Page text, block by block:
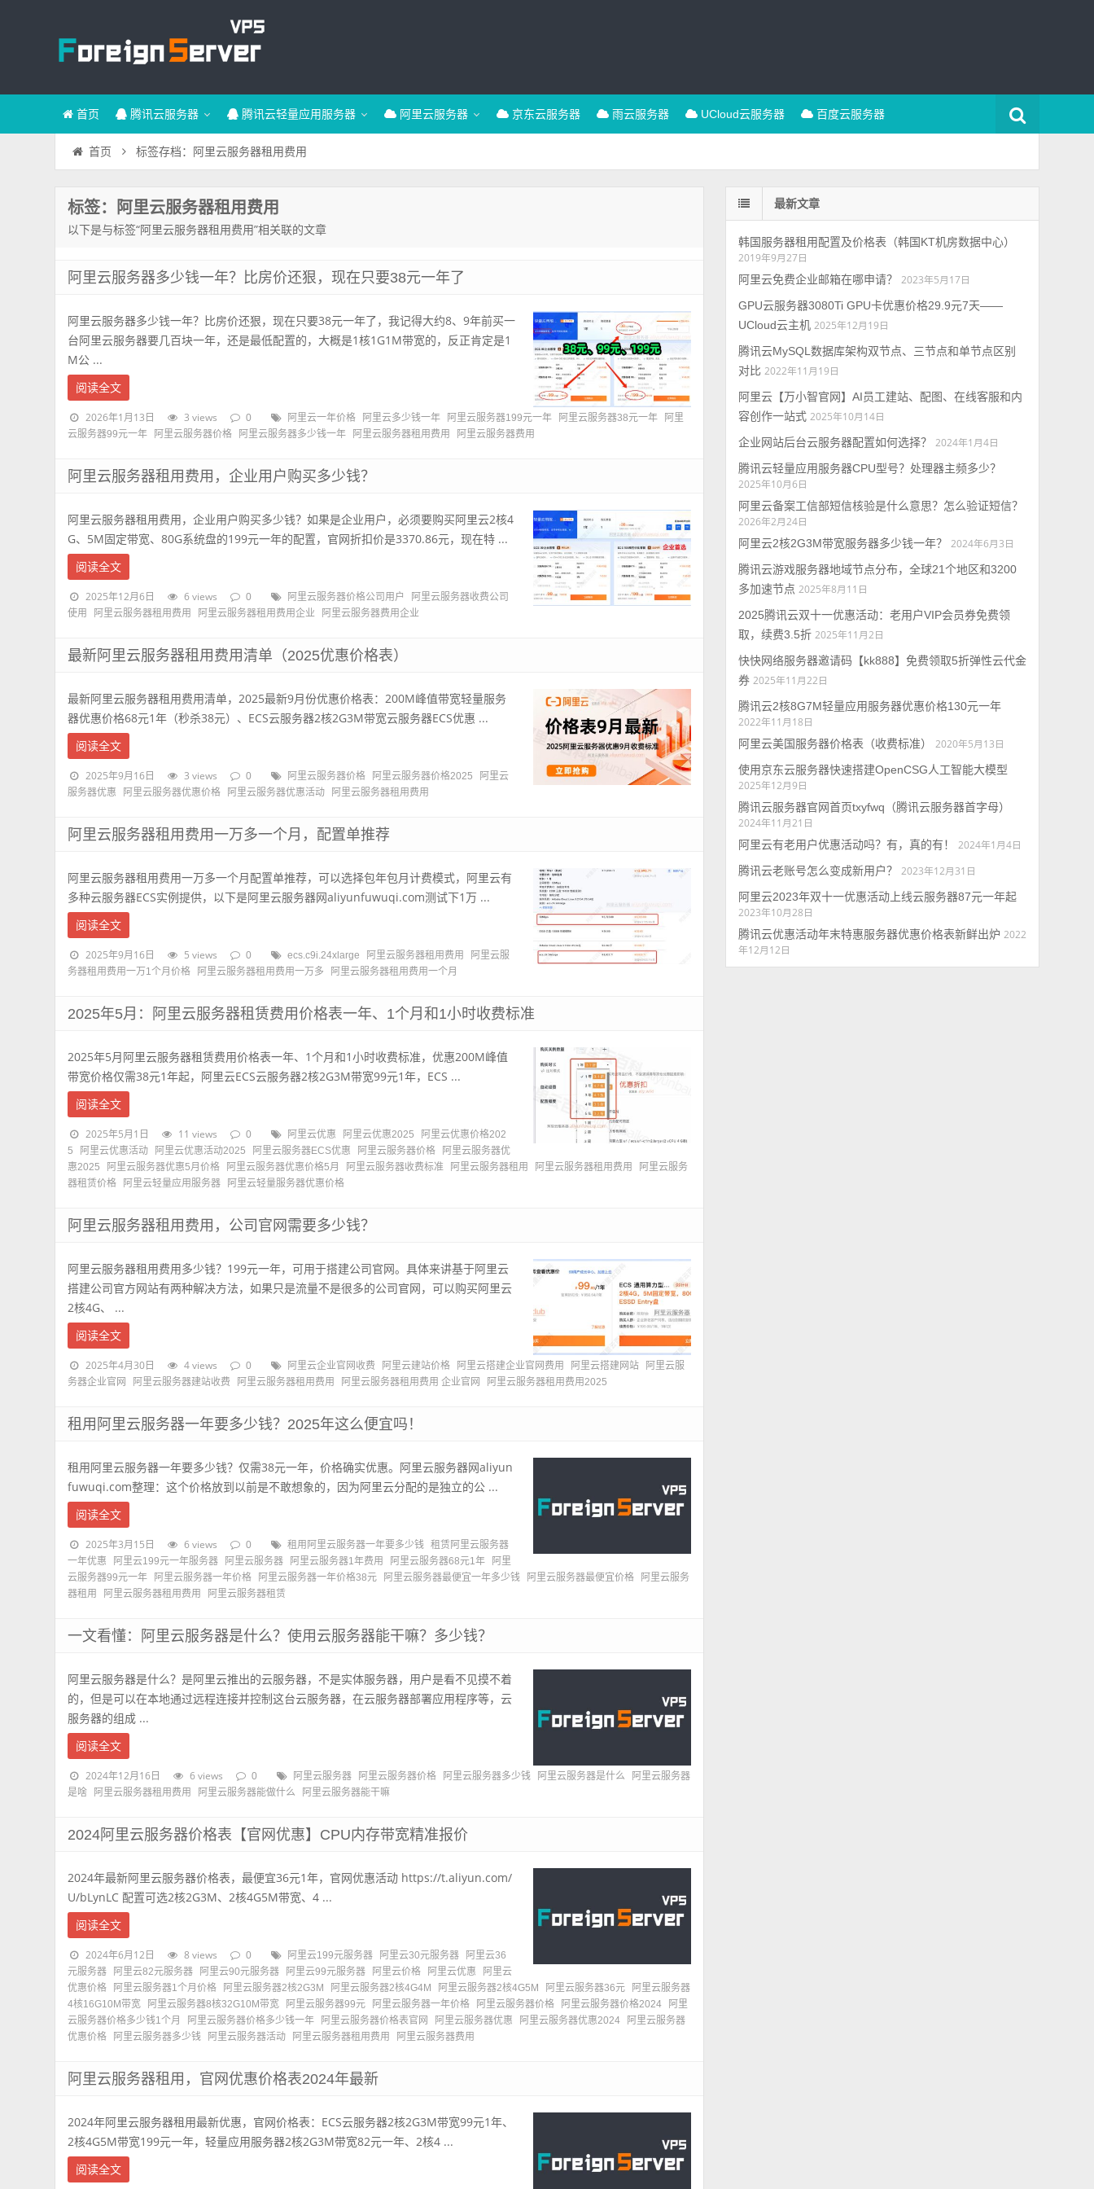
首页 腾讯云服务器 腾讯云轻量应用服务器 阿里云服务器 京东云服务器 雨云服务器 UCloud云服务器 百度云服务器
首页 标签存档：阿里云服务器租用费用
标签：阿里云服务器租用费用
以下是与标签“阿里云服务器租用费用”相关联的文章
阿里云服务器多少钱一年？比房价还狠，现在只要38元一年了
阿里云服务器多少钱一年？比房价还狠，现在只要38元一年了，我记得大约8、9年前买一
台阿里云服务器要几百块一年，还是最低配置的，大概是1核1G1M带宽的，反正肯定是1
M公 ...
阅读全文
2026年1月13日 3 views 0 阿里云一年价格 阿里云多少钱一年 阿里云服务器199元一年 阿里云服务器38元一年
阿里
云服务器99元一年
阿里云服务器价格 阿里云服务器多少钱一年 阿里云服务器租用费用 阿里云服务器费用
阿里云服务器租用费用，企业用户购买多少钱？
阿里云服务器租用费用，企业用户购买多少钱？如果是企业用户，必须要购买阿里云2核4
G、5M固定带宽、80G系统盘的199元一年的配置，官网折扣价是3370.86元，现在特 ...
阅读全文
2025年12月6日 6 views 0 阿里云服务器价格公司用户
阿里云服务器收费公司
使用
阿里云服务器租用费用 阿里云服务器租用费用企业 阿里云服务器费用企业
最新阿里云服务器租用费用清单（2025优惠价格表）
最新阿里云服务器租用费用清单，2025最新9月份优惠价格表：200M峰值带宽轻量服务
器优惠价格68元1年（秒杀38元）、ECS云服务器2核2G3M带宽云服务器ECS优惠 ...
阅读全文
2025年9月16日 3 views 0 阿里云服务器价格 阿里云服务器价格2025
阿里云
服务器优惠
阿里云服务器优惠价格 阿里云服务器优惠活动 阿里云服务器租用费用
阿里云服务器租用费用一万多一个月，配置单推荐
阿里云服务器租用费用一万多一个月配置单推荐，可以选择包年包月计费模式，阿里云有
多种云服务器ECS实例提供，以下是阿里云服务器网aliyunfuwuqi.com测试下1万 ...
阅读全文
2025年9月16日 5 views 0 ecs.c9i.24xlarge 阿里云服务器租用费用
阿里云服
务器租用费用一万1个月价格
阿里云服务器租用费用一万多 阿里云服务器租用费用一个月
2025年5月：阿里云服务器租赁费用价格表一年、1个月和1小时收费标准
2025年5月阿里云服务器租赁费用价格表一年、1个月和1小时收费标准，优惠200M峰值
带宽价格仅需38元1年起，阿里云ECS云服务器2核2G3M带宽99元1年，ECS ...
阅读全文
2025年5月1日 11 views 0 阿里云优惠 阿里云优惠2025
阿里云优惠价格202
5
阿里云优惠活动 阿里云优惠活动2025 阿里云服务器ECS优惠 阿里云服务器价格
阿里云服务器优
惠2025
阿里云服务器优惠5月价格 阿里云服务器优惠价格5月 阿里云服务器收费标准 阿里云服务器租用 阿里云服务器租用费用
阿里云服务
器租赁价格
阿里云轻量应用服务器 阿里云轻量服务器优惠价格
阿里云服务器租用费用，公司官网需要多少钱？
阿里云服务器租用费用多少钱？199元一年，可用于搭建公司官网。具体来讲基于阿里云
搭建公司官方网站有两种解决方法，如果只是流量不是很多的公司官网，可以购买阿里云
2核4G、 ...
阅读全文
2025年4月30日 4 views 0 阿里云企业官网收费 阿里云建站价格 阿里云搭建企业官网费用 阿里云搭建网站
阿里云服
务器企业官网
阿里云服务器建站收费 阿里云服务器租用费用 阿里云服务器租用费用 企业官网 阿里云服务器租用费用2025
租用阿里云服务器一年要多少钱？2025年这么便宜吗！
租用阿里云服务器一年要多少钱？仅需38元一年，价格确实优惠。阿里云服务器网aliyun
fuwuqi.com整理：这个价格放到以前是不敢想象的，因为阿里云分配的是独立的公 ...
阅读全文
2025年3月15日 6 views 0 租用阿里云服务器一年要多少钱 租赁阿里云服务器
一年优惠
阿里云199元一年服务器 阿里云服务器 阿里云服务器1年费用 阿里云服务器68元1年
阿里
云服务器99元一年
阿里云服务器一年价格 阿里云服务器一年价格38元 阿里云服务器最便宜一年多少钱 阿里云服务器最便宜价格
阿里云服务
器租用
阿里云服务器租用费用 阿里云服务器租赁
一文看懂：阿里云服务器是什么？使用云服务器能干嘛？多少钱？
阿里云服务器是什么？是阿里云推出的云服务器，不是实体服务器，用户是看不见摸不着
的，但是可以在本地通过远程连接并控制这台云服务器，在云服务器部署应用程序等，云
服务器的组成 ...
阅读全文
2024年12月16日 6 views 0 阿里云服务器 阿里云服务器价格 阿里云服务器多少钱 阿里云服务器是什么
阿里云服务器
是啥
阿里云服务器租用费用 阿里云服务器能做什么 阿里云服务器能干嘛
2024阿里云服务器价格表【官网优惠】CPU内存带宽精准报价
2024年最新阿里云服务器价格表，最便宜36元1年，官网优惠活动 https://t.aliyun.com/
U/bLynLC 配置可选2核2G3M、2核4G5M带宽、4 ...
阅读全文
2024年6月12日 8 views 0 阿里云199元服务器 阿里云30元服务器
阿里云36
元服务器
阿里云82元服务器 阿里云90元服务器 阿里云99元服务器 阿里云价格 阿里云优惠
阿里云
优惠价格
阿里云服务器1个月价格 阿里云服务器2核2G3M 阿里云服务器2核4G4M 阿里云服务器2核4G5M 阿里云服务器36元
阿里云服务器
4核16G10M带宽
阿里云服务器8核32G10M带宽 阿里云服务器99元 阿里云服务器一年价格 阿里云服务器价格 阿里云服务器价格2024
阿里
云服务器价格多少钱1个月
阿里云服务器价格多少钱一年 阿里云服务器价格表官网 阿里云服务器优惠 阿里云服务器优惠2024
阿里云服务器
优惠价格
阿里云服务器多少钱 阿里云服务器活动 阿里云服务器租用费用 阿里云服务器费用
阿里云服务器租用，官网优惠价格表2024年最新
2024年阿里云服务器租用最新优惠，官网价格表：ECS云服务器2核2G3M带宽99元1年、
2核4G5M带宽199元一年，轻量应用服务器2核2G3M带宽82元一年、2核4 ...
阅读全文
最新文章
韩国服务器租用配置及价格表（韩国KT机房数据中心）
2019年9月27日
阿里云免费企业邮箱在哪申请？
2023年5月17日
GPU云服务器3080Ti GPU卡优惠价格29.9元7天——
UCloud云主机 2025年12月19日
腾讯云MySQL数据库架构双节点、三节点和单节点区别
对比 2022年11月19日
阿里云【万小智官网】AI员工建站、配图、在线客服和内
容创作一站式 2025年10月14日
企业网站后台云服务器配置如何选择？
2024年1月4日
腾讯云轻量应用服务器CPU型号？处理器主频多少？
2025年10月6日
阿里云备案工信部短信核验是什么意思？怎么验证短信？
2026年2月24日
阿里云2核2G3M带宽服务器多少钱一年？
2024年6月3日
腾讯云游戏服务器地域节点分布，全球21个地区和3200
多加速节点 2025年8月11日
2025腾讯云双十一优惠活动：老用户VIP会员券免费领
取，续费3.5折 2025年11月2日
快快网络服务器邀请码【kk888】免费领取5折弹性云代金
券 2025年11月22日
腾讯云2核8G7M轻量应用服务器优惠价格130元一年
2022年11月18日
阿里云美国服务器价格表（收费标准）
2020年5月13日
使用京东云服务器快速搭建OpenCSG人工智能大模型
2025年12月9日
腾讯云服务器官网首页txyfwq（腾讯云服务器首字母）
2024年11月21日
阿里云有老用户优惠活动吗？有，真的有！
2024年1月4日
腾讯云老账号怎么变成新用户？
2023年12月31日
阿里云2023年双十一优惠活动上线云服务器87元一年起
2023年10月28日
腾讯云优惠活动年末特惠服务器优惠价格表新鲜出炉 2022
年12月12日